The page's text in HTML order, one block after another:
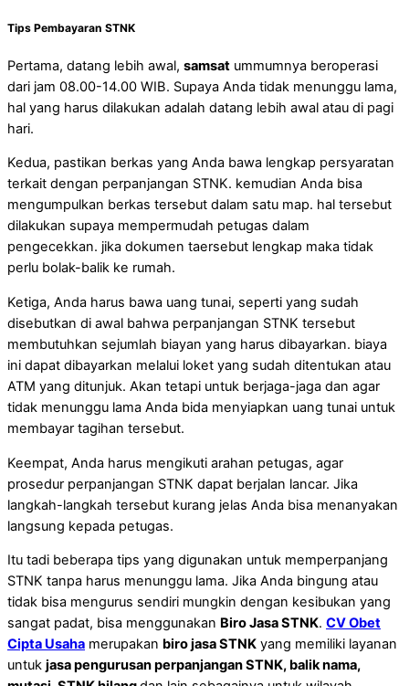
Tips Pembayaran STNK
Pertama, datang lebih awal, samsat ummumnya beroperasi
dari jam 08.00-14.00 WIB. Supaya Anda tidak menunggu lama,
hal yang harus dilakukan adalah datang lebih awal atau di pagi
hari.
Kedua, pastikan berkas yang Anda bawa lengkap persyaratan
terkait dengan perpanjangan STNK. kemudian Anda bisa
mengumpulkan berkas tersebut dalam satu map. hal tersebut
dilakukan supaya mempermudah petugas dalam
pengecekkan. jika dokumen taersebut lengkap maka tidak
perlu bolak-balik ke rumah.
Ketiga, Anda harus bawa uang tunai, seperti yang sudah
disebutkan di awal bahwa perpanjangan STNK tersebut
membutuhkan sejumlah biayan yang harus dibayarkan. biaya
ini dapat dibayarkan melalui loket yang sudah ditentukan atau
ATM yang ditunjuk. Akan tetapi untuk berjaga-jaga dan agar
tidak menunggu lama Anda bida menyiapkan uang tunai untuk
membayar tagihan tersebut.
Keempat, Anda harus mengikuti arahan petugas, agar
prosedur perpanjangan STNK dapat berjalan lancar. Jika
langkah-langkah tersebut kurang jelas Anda bisa menanyakan
langsung kepada petugas.
Itu tadi beberapa tips yang digunakan untuk memperpanjang
STNK tanpa harus menunggu lama. Jika Anda bingung atau
tidak bisa mengurus sendiri mungkin dengan kesibukan yang
sangat padat, bisa menggunakan Biro Jasa STNK. CV Obet
Cipta Usaha merupakan biro jasa STNK yang memiliki layanan
untuk jasa pengurusan perpanjangan STNK, balik nama,